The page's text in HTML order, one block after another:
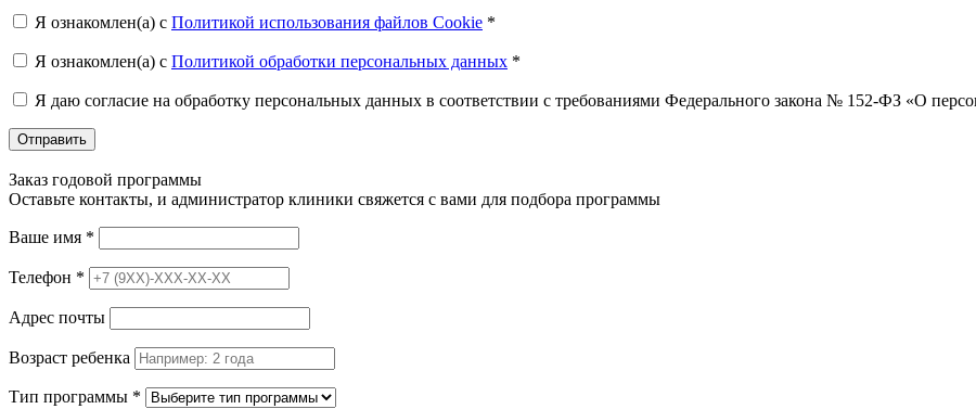
Я ознакомлен(а) с Политикой использования файлов Cookie *
Я ознакомлен(а) с Политикой обработки персональных данных *
Я даю согласие на обработку персональных данных в соответствии с требованиями Федерального закона № 152-ФЗ «О
Отправить
Заказ годовой программы
Оставьте контакты, и администратор клиники свяжется с вами для подбора программы
Ваше имя *
Телефон *
Адрес почты
Возраст ребенка
Тип программы *